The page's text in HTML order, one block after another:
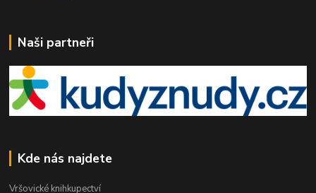
Naši partneři
Kde nás najdete
Vršovické knihkupectví